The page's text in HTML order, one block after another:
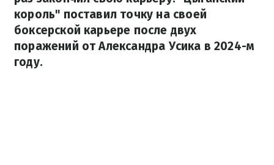
король" поставил точку на своей
боксерской карьере после двух
поражений от Александра Усика в 2024-м
году.